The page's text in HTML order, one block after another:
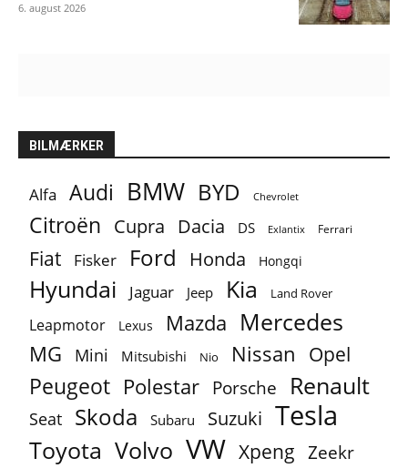
6. august 2026
BILMÆRKER
Alfa Audi BMW BYD Chevrolet
Citroën Cupra Dacia DS Exlantix Ferrari
Fiat Fisker Ford Honda Hongqi
Hyundai Jaguar Jeep Kia Land Rover
Leapmotor Lexus Mazda Mercedes
MG Mini Mitsubishi Nio Nissan Opel
Peugeot Polestar Porsche Renault
Seat Skoda Subaru Suzuki Tesla
Toyota Volvo VW Xpeng Zeekr